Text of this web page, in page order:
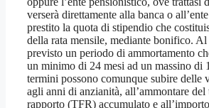
verserà direttamente alla banca o
prestito la quota di stipendio che
della rata mensile, mediante bonifico.
previsto un periodo di ammortamento
un minimo di 24 mesi ad un massino di
termini possono comunque subire delle
agli anni di anzianità, all’ammontare
rapporto (TFR) accumulato e